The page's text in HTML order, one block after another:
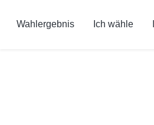
Wahlergebnis Ich wähle